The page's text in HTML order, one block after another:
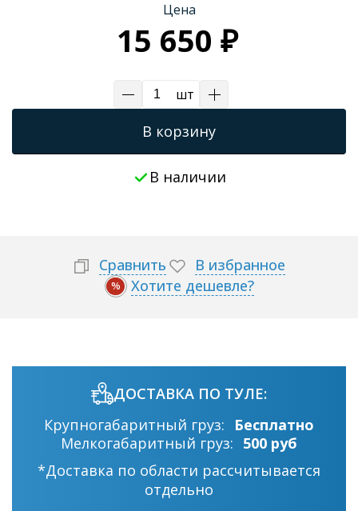
Цена
15 650 ₽
шт
В корзину
В наличии
Сравнить В избранное
% Хотите дешевле?
ДОСТАВКА ПО ТУЛЕ:
Крупногабаритный груз:
Бесплатно
Мелкогабаритный груз: 500 руб
*Доставка по области рассчитывается
отдельно